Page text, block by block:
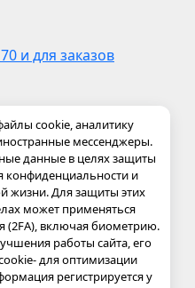
и для заказов
cookie, аналитику
мессенджеры.
данные в целях защиты
конфиденциальности и
жизни. Для защиты этих
может применяться
(2FA), включая биометрию.
работы сайта, его
для оптимизации
регистрируется у